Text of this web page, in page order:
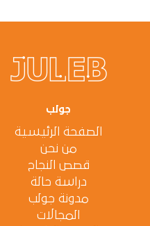
جولب
الصفحة الرئيسية
من نحن
قصص النجاح
دراسة حالة
مدونة جولب
المجالات